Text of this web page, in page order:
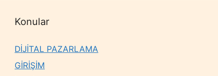
Konular
DİJİTAL PAZARLAMA
GİRİŞİM